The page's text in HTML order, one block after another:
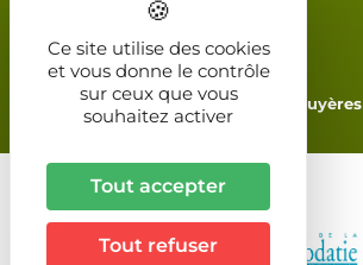
2024 - Office de Tourisme de Bruyères
Ce site utilise des cookies
et vous donne le contrôle
sur ceux que vous
souhaitez activer
Tout accepter
Tout refuser